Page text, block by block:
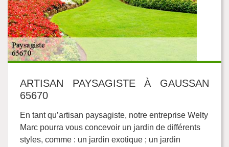
ARTISAN PAYSAGISTE À GAUSSAN
65670
En tant qu’artisan paysagiste, notre entreprise Welty
Marc pourra vous concevoir un jardin de différents
styles, comme : un jardin exotique ; un jardin